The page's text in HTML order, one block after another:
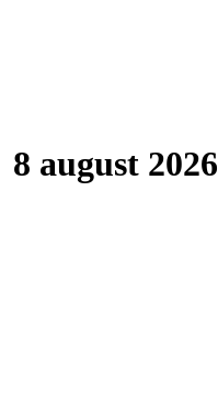
8 august 2026